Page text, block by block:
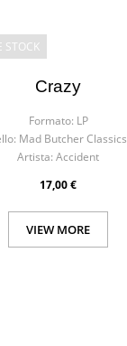
Crazy
Formato: LP
Mad Butcher Classics
Artista: Accident
17,00 €
VIEW MORE
STOCK